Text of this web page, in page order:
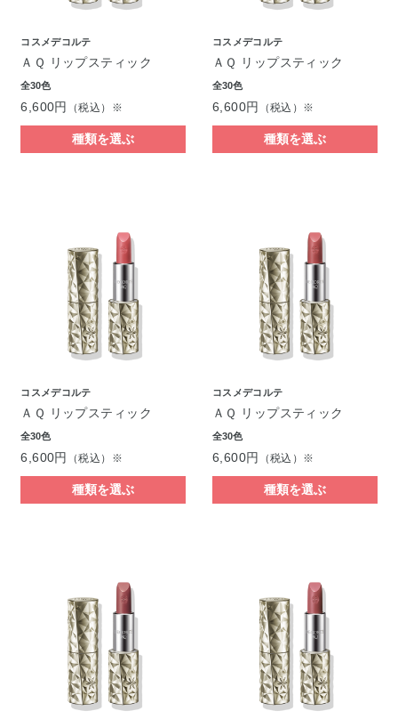
コスメデコルテ
ＡＱ リップスティック
全30色
6,600円 （税込）※
種類を選ぶ
コスメデコルテ
ＡＱ リップスティック
全30色
6,600円 （税込）※
種類を選ぶ
コスメデコルテ
ＡＱ リップスティック
全30色
6,600円 （税込）※
種類を選ぶ
コスメデコルテ
ＡＱ リップスティック
全30色
6,600円 （税込）※
種類を選ぶ